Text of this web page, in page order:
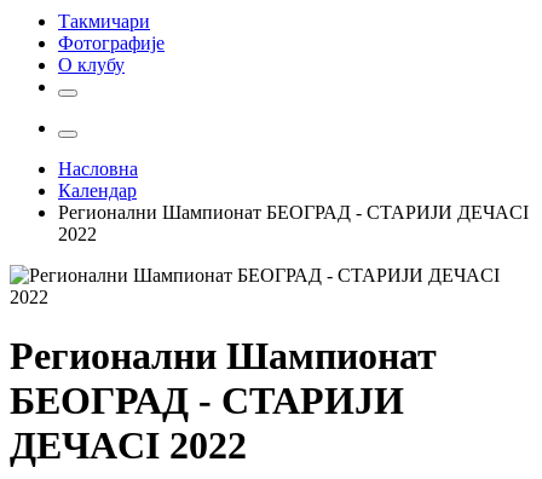
Такмичари
Фотографије
О клубу
Насловна
Календар
Регионални Шампионат БЕОГРАД - СТАРИЈИ ДЕЧАCI
2022
Регионални Шампионат
БЕОГРАД - СТАРИЈИ
ДЕЧАCI 2022